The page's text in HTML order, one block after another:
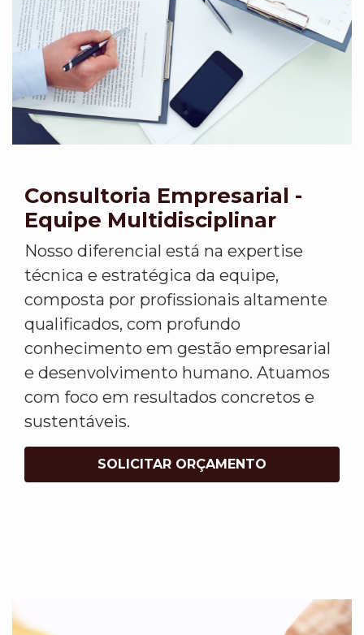
Consultoria Empresarial -
Equipe Multidisciplinar
Nosso diferencial está na expertise
técnica e estratégica da equipe,
composta por profissionais altamente
qualificados, com profundo
conhecimento em gestão empresarial
e desenvolvimento humano. Atuamos
com foco em resultados concretos e
sustentáveis.
SOLICITAR ORÇAMENTO